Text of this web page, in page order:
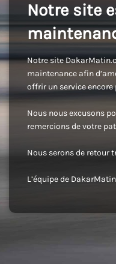
Notre site
Notre site
maintenance afin
offrir un service
Nous nous excusons
remercions de votre
Nous serons de retour
L’équipe de